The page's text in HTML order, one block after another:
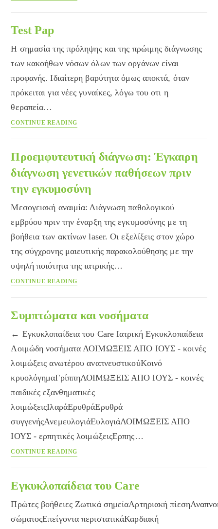
του
μαστού
Test Pap
Η σημασία της πρόληψης και της πρώιμης διάγνωσης
των κακοήθων νόσων όλων των οργάνων είναι
προφανής. Ιδιαίτερη βαρύτητα όμως αποκτά, όταν
πρόκειται για νέες γυναίκες, λόγω του οτι η
θεραπεία…
CONTINUE READING
Προεμφυτευτική διάγνωση: Έγκαιρη
διάγνωση γενετικών παθήσεων πριν
την εγκυμοσύνη
Μεσογειακή αναιμία: Διάγνωση παθολογικού
εμβρύου πριν την έναρξη της εγκυμοσύνης με τη
βοήθεια των ακτίνων laser. Οι εξελίξεις στον χώρο
της σύγχρονης μαιευτικής παρακολούθησης με την
υψηλή ποιότητα της ιατρικής…
CONTINUE READING
παθήσεων
πριν
εγκυμοσύνη
Συμπτώματα και νοσήματα
← Εγκυκλοπαίδεια του Care Ιατρική Εγκυκλοπαίδεια
Λοιμώδη νοσήματα ΛΟΙΜΩΞΕΙΣ ΑΠΟ ΙΟΥΣ - κοινές
λοιμώξεις ανωτέρου αναπνευστικούΚοινό
κρυολόγημαΓρίππηΛΟΙΜΩΞΕΙΣ ΑΠΟ ΙΟΥΣ - κοινές
παιδικές εξανθηματικές
λοιμώξειςΙλαράΕρυθράΕρυθρά
συγγενήςΑνεμευλογιάΕυλογιάΛΟΙΜΩΞΕΙΣ ΑΠΟ
ΙΟΥΣ - ερπητικές λοιμώξειςΕρπης…
CONTINUE READING
Εγκυκλοπαίδεια του Care
Πρώτες βοήθειες Ζωτικά σημείαΑρτηριακή
σώματοςΕπείγοντα περιστατικάΚαρδιακή